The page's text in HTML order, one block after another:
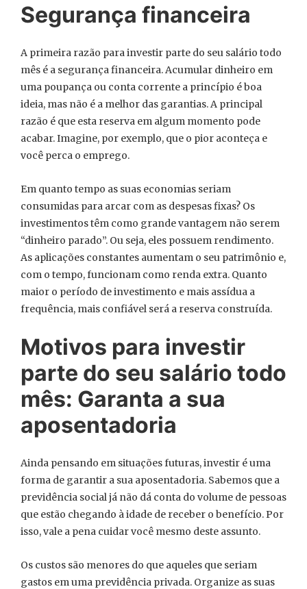
Segurança financeira
A primeira razão para investir parte do seu salário todo
mês é a segurança financeira. Acumular dinheiro em
uma poupança ou conta corrente a princípio é boa
ideia, mas não é a melhor das garantias. A principal
razão é que esta reserva em algum momento pode
acabar. Imagine, por exemplo, que o pior aconteça e
você perca o emprego.
Em quanto tempo as suas economias seriam
consumidas para arcar com as despesas fixas? Os
investimentos têm como grande vantagem não serem
“dinheiro parado”. Ou seja, eles possuem rendimento.
As aplicações constantes aumentam o seu patrimônio e,
com o tempo, funcionam como renda extra. Quanto
maior o período de investimento e mais assídua a
frequência, mais confiável será a reserva construída.
Motivos para investir
parte do seu salário todo
mês: Garanta a sua
aposentadoria
Ainda pensando em situações futuras, investir é uma
forma de garantir a sua aposentadoria. Sabemos que a
previdência social já não dá conta do volume de pessoas
que estão chegando à idade de receber o benefício. Por
isso, vale a pena cuidar você mesmo deste assunto.
Os custos são menores do que aqueles que seriam
gastos em uma previdência privada. Organize as suas